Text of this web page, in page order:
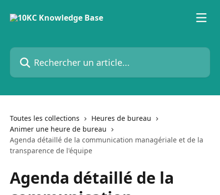
Rechercher un article...
Toutes les collections
Heures de bureau
Animer une heure de bureau
Agenda détaillé de la communication managériale et de la
transparence de l'équipe
Agenda détaillé de la